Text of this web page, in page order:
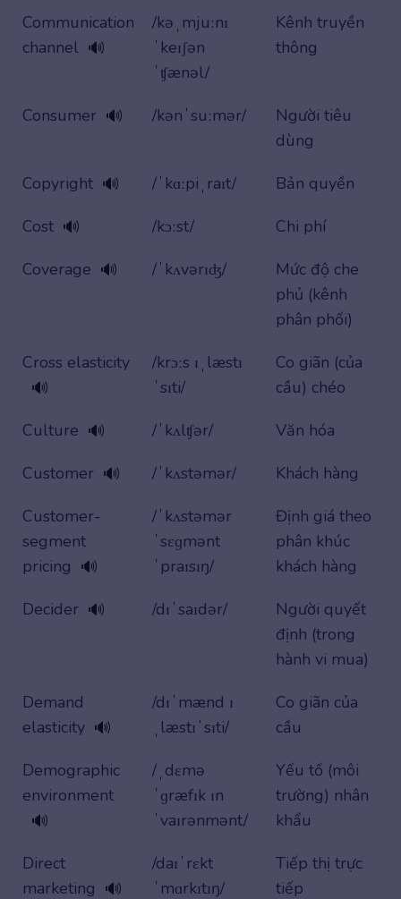
Communication
channel 🔊
/kəˌmjuːnɪ
ˈkeɪʃən
ˈʧænəl/
Kênh truyền
thông
Consumer 🔊 /kənˈsuːmər/
Người tiêu
dùng
Copyright 🔊 /ˈkɑːpiˌraɪt/
Bản quyền
Cost 🔊 /kɔːst/
Chi phí
Coverage 🔊 /ˈkʌvərɪʤ/
Mức độ che
phủ (kênh
phân phối)
Cross elasticity
🔊
/krɔːs ɪˌlæstɪ
ˈsɪti/
Co giãn (của
cầu) chéo
Culture 🔊 /ˈkʌlʧər/
Văn hóa
Customer 🔊 /ˈkʌstəmər/
Khách hàng
Customer-
segment
pricing 🔊
/ˈkʌstəmər
ˈsɛɡmənt
ˈpraɪsɪŋ/
Định giá theo
phân khúc
khách hàng
Decider 🔊 /dɪˈsaɪdər/
Người quyết
định (trong
hành vi mua)
Demand
elasticity 🔊
/dɪˈmænd ɪ
ˌlæstɪˈsɪti/
Co giãn của
cầu
Demographic
environment
🔊
/ˌdɛmə
ˈɡræfɪk ɪn
ˈvaɪrənmənt/
Yếu tố (môi
trường) nhân
khẩu
Direct
marketing 🔊
/daɪˈrɛkt
ˈmɑrkɪtɪŋ/
Tiếp thị trực
tiếp